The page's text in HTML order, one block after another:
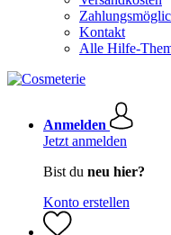
Kontakt
Alle Hilfe-
Anmelden
Jetzt anmelden
Bist du neu hier?
Konto erstellen